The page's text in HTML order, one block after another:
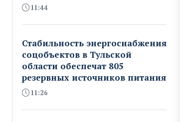
11:44
Стабильность энергоснабжения
соцобъектов в Тульской
области обеспечат 805
резервных источников питания
11:26